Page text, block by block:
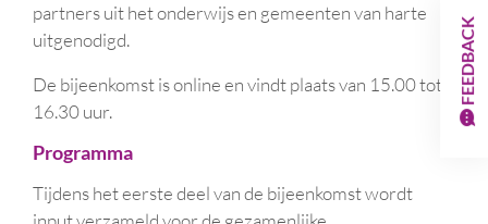
partners uit het onderwijs en gemeenten van harte
uitgenodigd.
De bijeenkomst is online en vindt plaats van 15.00 tot
16.30 uur.
Programma
Tijdens het eerste deel van de bijeenkomst wordt
FEEDBACK